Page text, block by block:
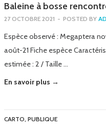
Baleine à bosse
27 OCTOBRE 2021 - POSTED BY
Espèce observé : Megaptera
août-21 Fiche espèce
estimée : 2 / Taille …
En savoir plus →
CARTO, PUBLIQUE